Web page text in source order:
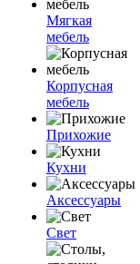
Мягкая
мебель
Корпусная
мебель
Прихожие
Кухни
Аксессуары
Свет